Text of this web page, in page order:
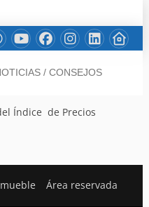
/ CONSEJOS
Índice de Precios
Área reservada